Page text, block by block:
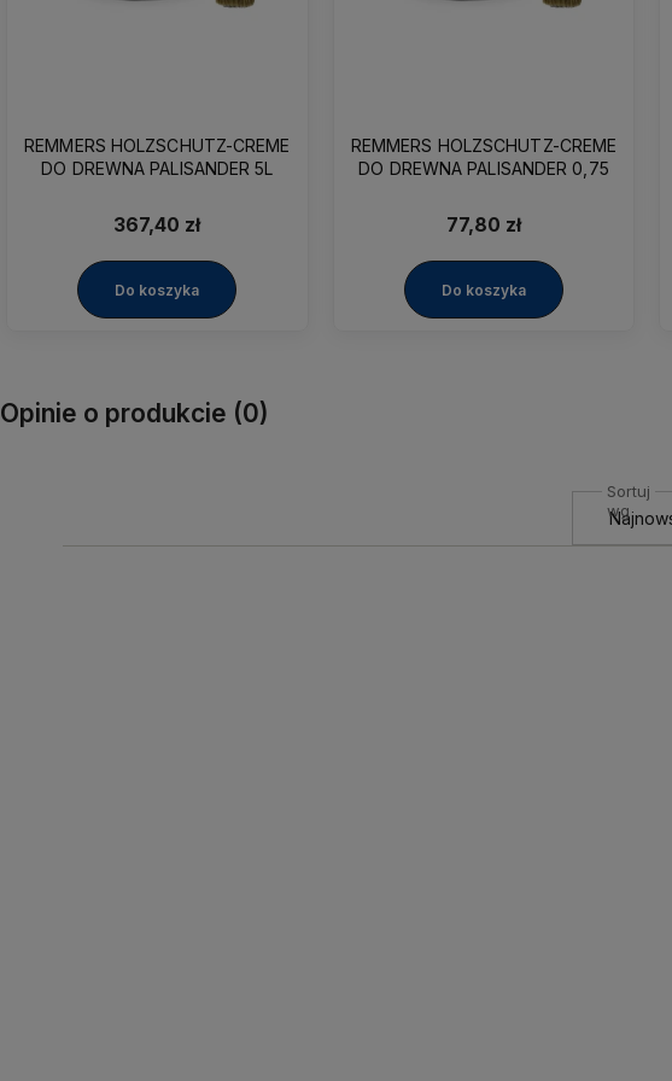
REMMERS HOLZSCHUTZ-CREME
DO DREWNA PALISANDER 5L
367,40 zł
Do koszyka
REMMERS HOLZSCHUTZ-CREME
DO DREWNA PALISANDER 0,75
77,80 zł
Do koszyka
Opinie o produkcie (0)
Sortuj
wg